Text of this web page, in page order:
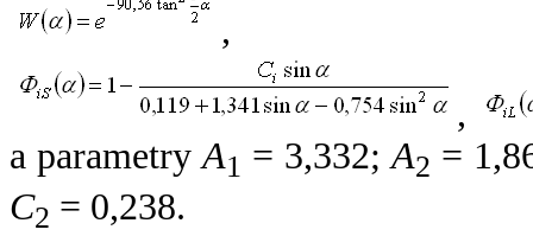
,
,
a parametryA1 = 3,332;A2 =
C2 = 0,238.